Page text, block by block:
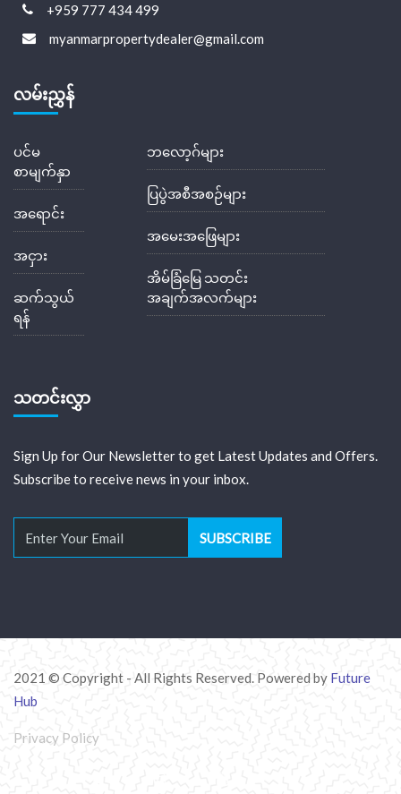
+959 777 434 499
myanmarpropertydealer@gmail.com
လမ်းညွှန်
ပင်မ
စာမျက်နှာ
အရောင်း
အငှား
ဆက်သွယ်
ရန်
ဘလော့ဂ်များ
ပြပွဲအစီအစဉ်များ
အမေးအဖြေများ
အိမ်ခြံမြေ သတင်း
အချက်အလက်များ
သတင်းလွှာ
Sign Up for Our Newsletter to get Latest Updates and Offers.
Subscribe to receive news in your inbox.
2021 © Copyright - All Rights Reserved. Powered by Future
Hub
Privacy Policy